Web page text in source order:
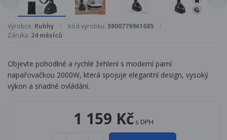
Výrobce: Ruhhy Kód výrobku: 5900779961685
Záruka: 24 měsíců
Objevte pohodlné a rychlé žehlení s moderní parní
napařovačkou 2000W, která spojuje elegantní design, vysoký
výkon a snadné ovládání.
1 159 Kč s DPH